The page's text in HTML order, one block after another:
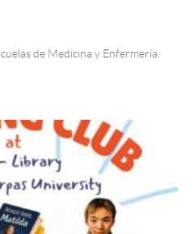
de Medicina y Enfermería.